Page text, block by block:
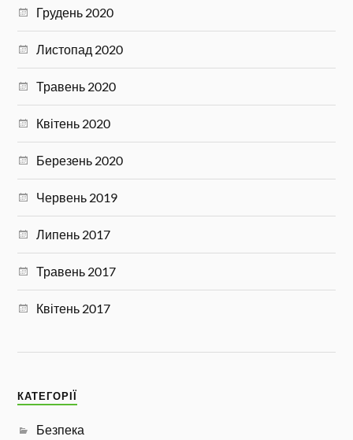
Грудень 2020
Листопад 2020
Травень 2020
Квітень 2020
Березень 2020
Червень 2019
Липень 2017
Травень 2017
Квітень 2017
КАТЕГОРІЇ
Безпека